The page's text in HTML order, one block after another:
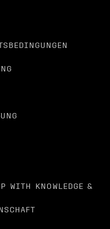
WITH KNOWLEDGE &